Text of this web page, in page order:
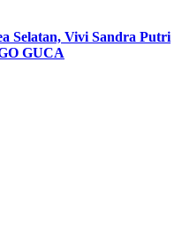
Selatan, Vivi Sandra Putri
GUCA